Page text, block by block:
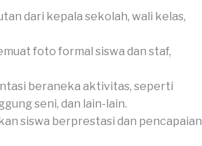
dari kepala sekolah, wali kelas,
foto formal siswa dan staf,
beraneka aktivitas, seperti
seni, dan lain-lain.
siswa berprestasi dan pencapaian